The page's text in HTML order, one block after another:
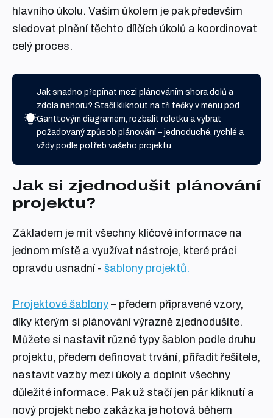
hlavního úkolu. Vaším úkolem je pak především
sledovat plnění těchto dílčích úkolů a koordinovat
celý proces.
Jak snadno přepínat mezi plánováním shora dolů a
zdola nahoru? Stačí kliknout na tři tečky v menu pod
Ganttovým diagramem, rozbalit roletku a vybrat
požadovaný způsob plánování – jednoduché, rychlé a
vždy podle potřeb vašeho projektu.
Jak si zjednodušit plánování
projektu?
Základem je mít všechny klíčové informace na
jednom místě a využívat nástroje, které práci
opravdu usnadní - šablony projektů.
Projektové šablony – předem připravené vzory,
díky kterým si plánování výrazně zjednodušíte.
Můžete si nastavit různé typy šablon podle druhu
projektu, předem definovat trvání, přiřadit řešitele,
nastavit vazby mezi úkoly a doplnit všechny
důležité informace. Pak už stačí jen pár kliknutí a
nový projekt nebo zakázka je hotová během